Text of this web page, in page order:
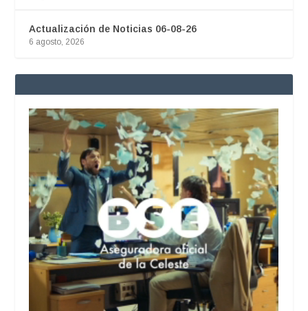
Actualización de Noticias 06-08-26
6 agosto, 2026